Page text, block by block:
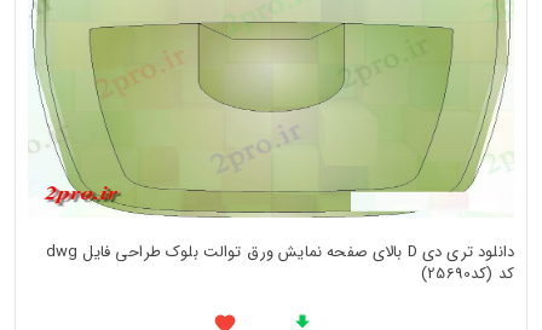
دانلود تری دی D بالای صفحه نمایش ورق توالت بلوک طراحی فایل dwg
کد (کد25690)